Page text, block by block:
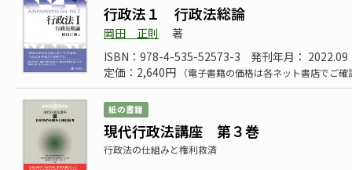
行政法１ 行政法総論
岡田 正則
著
ISBN：978-4-535-52573-3
発刊年月： 2022.09
定価：2,640円
（電子書籍の価格は各ネット書店でご
紙の書籍
現代行政法講座 第３巻
行政法の仕組みと権利救済